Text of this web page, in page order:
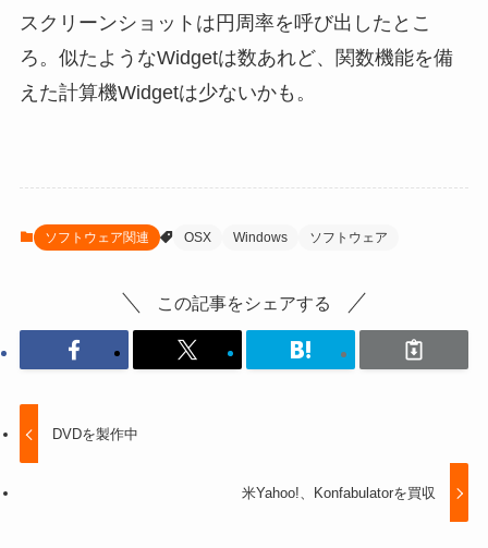
スクリーンショットは円周率を呼び出したとこ
ろ。似たようなWidgetは数あれど、関数機能を備
えた計算機Widgetは少ないかも。
ソフトウェア関連 OSX Windows ソフトウェア
この記事をシェアする
DVDを製作中
米Yahoo!、Konfabulatorを買収